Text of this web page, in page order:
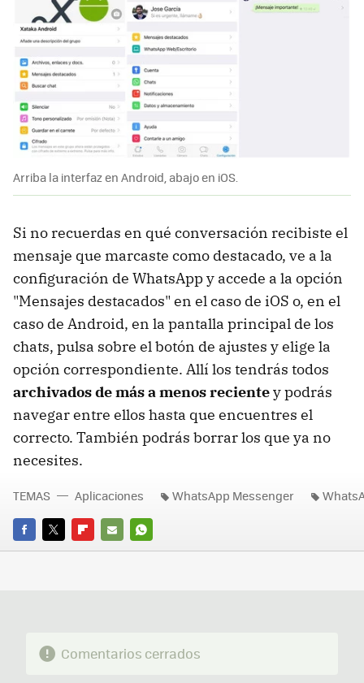
Arriba la interfaz en Android, abajo en iOS.
Si no recuerdas en qué conversación recibiste el
mensaje que marcaste como destacado, ve a la
configuración de WhatsApp y accede a la opción
"Mensajes destacados" en el caso de iOS o, en el
caso de Android, en la pantalla principal de los
chats, pulsa sobre el botón de ajustes y elige la
opción correspondiente. Allí los tendrás todos
archivados de más a menos recientey podrás
navegar entre ellos hasta que encuentres el
correcto. También podrás borrar los que ya no
necesites.
FACEBOOK
TWITTERFLIPBOARD
E-
WHATSAPP
TEMAS Aplicaciones WhatsApp Messenger
Comentarios cerrados